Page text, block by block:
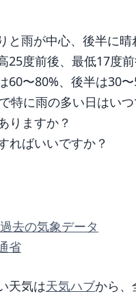
と雨が中心、後半に晴
25度前後、最低17度
60〜80%、後半は30
特に雨の多い日はいつ
りますか？
ればいいですか？
去の気象データ
省
天気は天気ハブから、